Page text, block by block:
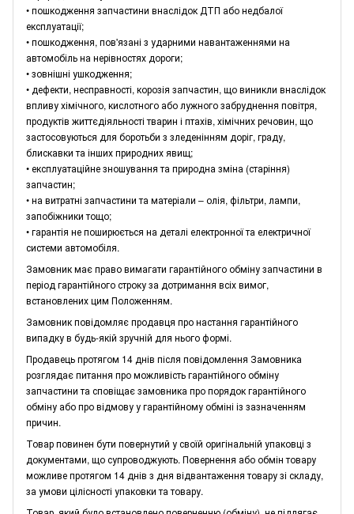
• пошкодження запчастини внаслідок ДТП або недбалої
експлуатації;
• пошкодження, пов'язані з ударними навантаженнями на
автомобіль на нерівностях дороги;
• зовнішні ушкодження;
• дефекти, несправності, корозія запчастин, що виникли внаслідок
впливу хімічного, кислотного або лужного забруднення повітря,
продуктів життєдіяльності тварин і птахів, хімічних речовин, що
застосовуються для боротьби з зледенінням доріг, граду,
блискавки та інших природних явищ;
• експлуатаційне зношування та природна зміна (старіння)
запчастин;
• на витратні запчастини та матеріали – олія, фільтри, лампи,
запобіжники тощо;
• гарантія не поширюється на деталі електронної та електричної
системи автомобіля.
Замовник має право вимагати гарантійного обміну запчастини в
період гарантійного строку за дотримання всіх вимог,
встановлених цим Положенням.
Замовник повідомляє продавця про настання гарантійного
випадку в будь-якій зручній для нього формі.
Продавець протягом 14 днів після повідомлення Замовника
розглядає питання про можливість гарантійного обміну
запчастини та сповіщає замовника про порядок гарантійного
обміну або про відмову у гарантійному обміні із зазначенням
причин.
Товар повинен бути повернутий у своїй оригінальній упаковці з
документами, що супроводжують. Повернення або обмін товару
можливе протягом 14 днів з дня відвантаження товару зі складу,
за умови цілісності упаковки та товару.